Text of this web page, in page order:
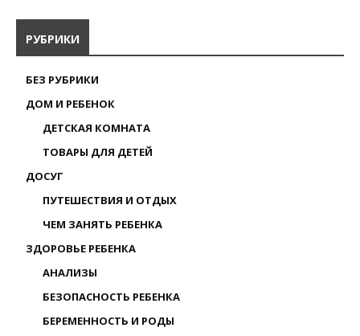
РУБРИКИ
БЕЗ РУБРИКИ
ДОМ И РЕБЕНОК
ДЕТСКАЯ КОМНАТА
ТОВАРЫ ДЛЯ ДЕТЕЙ
ДОСУГ
ПУТЕШЕСТВИЯ И ОТДЫХ
ЧЕМ ЗАНЯТЬ РЕБЕНКА
ЗДОРОВЬЕ РЕБЕНКА
АНАЛИЗЫ
БЕЗОПАСНОСТЬ РЕБЕНКА
БЕРЕМЕННОСТЬ И РОДЫ